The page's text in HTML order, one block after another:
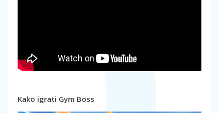
Kako igrati Gym Boss